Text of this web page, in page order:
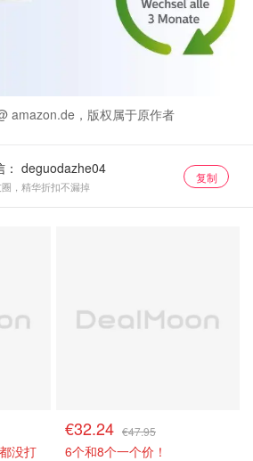
amazon.de，版权属于原作者
，精华折扣不漏掉
复制
没打
€32.24 €47.95
6个和8个一个价！